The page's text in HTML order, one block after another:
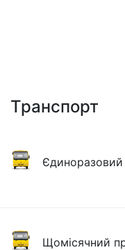
Транспорт
Єдиноразовий
Щомісячний